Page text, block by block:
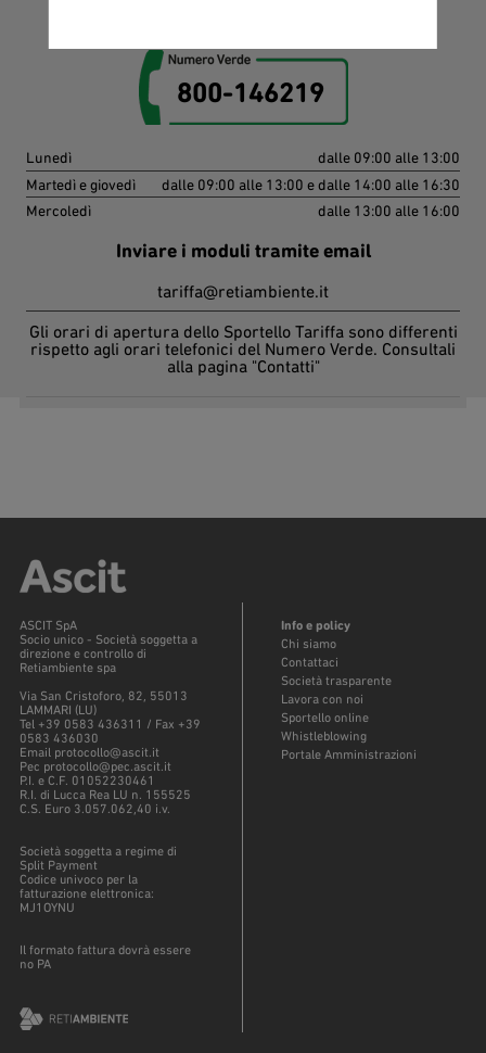
800-146219
Lunedì
dalle 09:00 alle 13:00
Martedì e giovedì
dalle 09:00 alle 13:00 e dalle 14:00 alle 16:30
Mercoledì
dalle 13:00 alle 16:00
Inviare i moduli tramite email
tariffa@retiambiente.it
Gli orari di apertura dello Sportello Tariffa sono differenti
rispetto agli orari telefonici del Numero Verde. Consultali
alla pagina "Contatti"
ASCIT SpA
Socio unico - Società soggetta a
direzione e controllo di
Retiambiente spa
Via San Cristoforo, 82, 55013
LAMMARI (LU)
Tel +39 0583 436311 / Fax +39
0583 436030
Email protocollo@ascit.it
Pec protocollo@pec.ascit.it
P.I. e C.F. 01052230461
R.I. di Lucca Rea LU n. 155525
C.S. Euro 3.057.062,40 i.v.
Società soggetta a regime di
Split Payment
Codice univoco per la
fatturazione elettronica:
MJ1OYNU
Il formato fattura dovrà essere
no PA
Info e policy
Chi siamo
Contattaci
Società trasparente
Lavora con noi
Sportello online
Whistleblowing
Portale Amministrazioni